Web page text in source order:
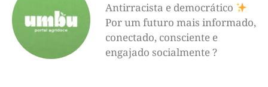
Antirracista e democrático
Por um futuro mais informado,
conectado, consciente e
engajado socialmente ?